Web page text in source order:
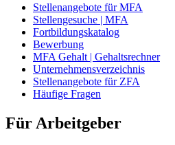
Stellenangebote für MFA
Stellengesuche | MFA
Fortbildungskatalog
Bewerbung
MFA Gehalt | Gehaltsrechner
Unternehmensverzeichnis
Stellenangebote für ZFA
Häufige Fragen
Für Arbeitgeber